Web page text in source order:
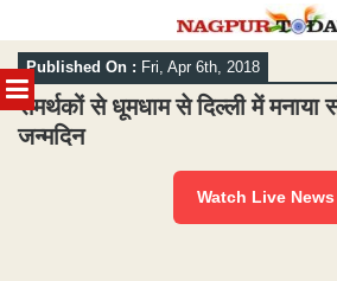
MENU
Skip
to
content
Published On : Fri, Apr 6th, 2018
समर्थकों से धूमधाम से दिल्ली में मनाया
जन्मदिन
Watch Live News